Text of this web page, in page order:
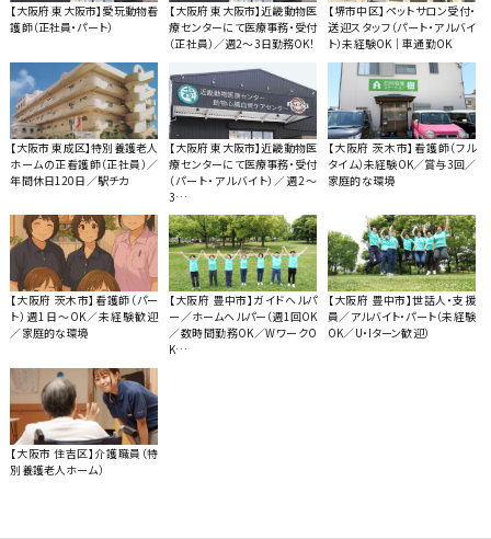
【大阪府 東大阪市】愛玩動物看
護師（正社員・パート）
【大阪府 東大阪市】近畿動物医
療センターにて医療事務・受付
（正社員）／週2〜3日勤務OK！
【堺市中区】ペットサロン受付・
送迎スタッフ（パート・アルバイ
ト）未経験OK｜車通勤OK
【大阪市 東成区】特別養護老人
ホームの正看護師（正社員）／
年間休日120日／駅チカ
【大阪府 東大阪市】近畿動物医
療センターにて医療事務・受付
（パート・アルバイト）／週2〜
3…
【大阪府 茨木市】看護師（フル
タイム）未経験OK／賞与3回／
家庭的な環境
【大阪府 茨木市】看護師（パー
ト）週1日〜OK／未経験歓迎
／家庭的な環境
【大阪府 豊中市】ガイドヘルパ
ー／ホームヘルパー（週1回OK
／数時間勤務OK／WワークO
K…
【大阪府 豊中市】世話人・支援
員／アルバイト・パート（未経験
OK／U・Iターン歓迎）
【大阪市 住吉区】介護職員（特
別養護老人ホーム）